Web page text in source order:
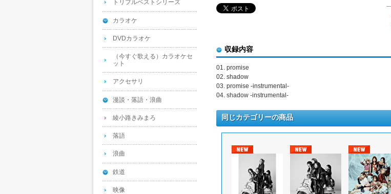
収録内容
01. promise
02. shadow
03. promise -instrumental-
04. shadow -instrumental-
同じカテゴリーの商品
トリプルベストシリーズ
カラオケ
DVDカラオケ
（今すぐ歌える）カラオケセ
ット
アクセサリ
漫談・落語・浪曲
綾小路きみまろ
落語
浪曲
鉄道
映像